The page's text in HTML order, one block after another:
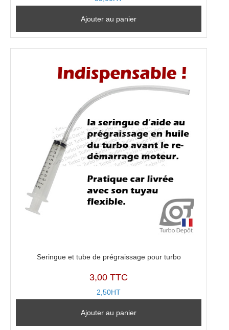
Ajouter au panier
Seringue et tube de prégraissage pour turbo
3,00 TTC
2,50HT
Ajouter au panier